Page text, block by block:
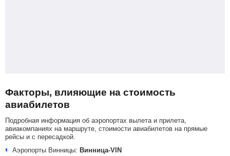
Факторы, влияющие на стоимость
авиабилетов
Подробная информация об аэропортах вылета и прилета,
авиакомпаниях на маршруте, стоимости авиабилетов на прямые
рейсы и с пересадкой.
Аэропорты Винницы: Винница-VIN